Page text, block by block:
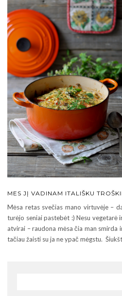
MES JĮ VADINAM ITALIŠKU
Mėsa retas svečias mano virtuvėje –
turėjo seniai pastebėt :) Nesu vegetarė
atvirai – raudona mėsa čia man
tačiau žaisti su ja ne ypač mėgstu.